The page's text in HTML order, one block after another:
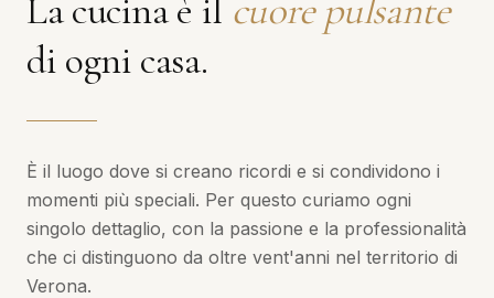
La cucina è il cuore pulsante
di ogni casa.
È il luogo dove si creano ricordi e si condividono i
momenti più speciali. Per questo curiamo ogni
singolo dettaglio, con la passione e la professionalità
che ci distinguono da oltre vent'anni nel territorio di
Verona.